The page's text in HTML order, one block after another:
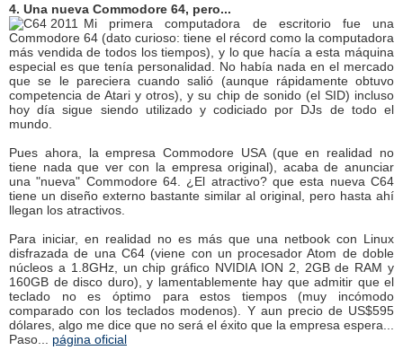
4. Una nueva Commodore 64, pero...
Mi primera computadora de escritorio fue una
Commodore 64 (dato curioso: tiene el récord como la computadora
más vendida de todos los tiempos), y lo que hacía a esta máquina
especial es que tenía personalidad. No había nada en el mercado
que se le pareciera cuando salió (aunque rápidamente obtuvo
competencia de Atari y otros), y su chip de sonido (el SID) incluso
hoy día sigue siendo utilizado y codiciado por DJs de todo el
mundo.
Pues ahora, la empresa Commodore USA (que en realidad no
tiene nada que ver con la empresa original), acaba de anunciar
una "nueva" Commodore 64. ¿El atractivo? que esta nueva C64
tiene un diseño externo bastante similar al original, pero hasta ahí
llegan los atractivos.
Para iniciar, en realidad no es más que una netbook con Linux
disfrazada de una C64 (viene con un procesador Atom de doble
núcleos a 1.8GHz, un chip gráfico NVIDIA ION 2, 2GB de RAM y
160GB de disco duro), y lamentablemente hay que admitir que el
teclado no es óptimo para estos tiempos (muy incómodo
comparado con los teclados modenos). Y aun precio de US$595
dólares, algo me dice que no será el éxito que la empresa espera...
Paso... página oficial